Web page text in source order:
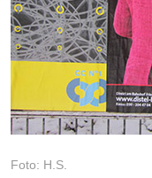
Foto: H.S.